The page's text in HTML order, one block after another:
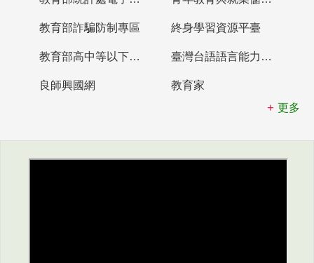
教育部詐騙防制專區 終身學習資源平臺
教育部高中等以下學校及幼兒園教師資格檢定考試 臺灣台語語言能力認證網站
良師興國網
教育家
更多